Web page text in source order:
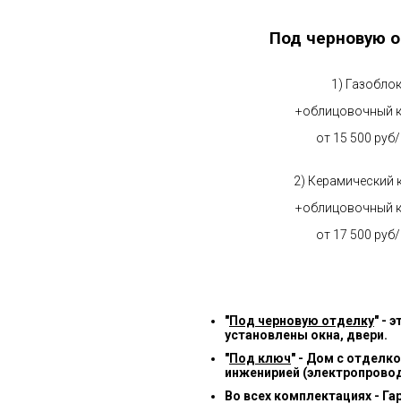
Под черновую
1) Газоблок
+облицовочный
от 15 500
2) Керамический
+облицовочный
от 17 500
"Под черновую отделку" -
установлены окна, двери.
"Под ключ" - Дом с
инженирией
Во всех комплектациях -